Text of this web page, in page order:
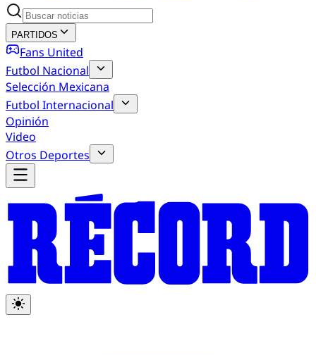
PARTIDOS
Fans United
Futbol Nacional
Selección Mexicana
Futbol Internacional
Opinión
Video
Otros Deportes